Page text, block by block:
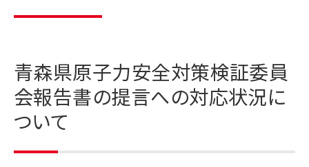
青森県原子力安全対策検証委員
会報告書の提言への対応状況に
ついて